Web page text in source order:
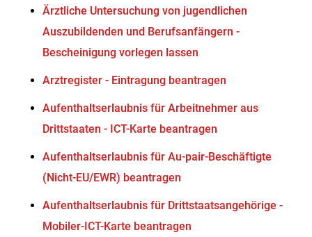
Ärztliche Untersuchung von jugendlichen
Auszubildenden und Berufsanfängern -
Bescheinigung vorlegen lassen
Arztregister - Eintragung beantragen
Aufenthaltserlaubnis für Arbeitnehmer aus
Drittstaaten - ICT-Karte beantragen
Aufenthaltserlaubnis für Au-pair-Beschäftigte
(Nicht-EU/EWR) beantragen
Aufenthaltserlaubnis für Drittstaatsangehörige -
Mobiler-ICT-Karte beantragen